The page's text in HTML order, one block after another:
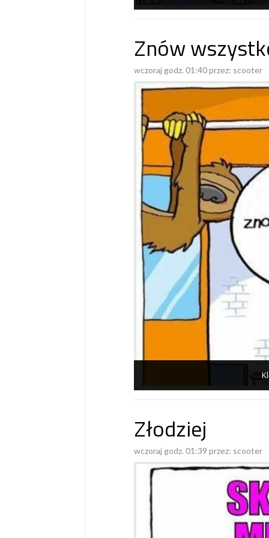
Znów
wczoraj godz. 01:40 przez: scooter
Złodziej
wczoraj godz. 01:39 przez: scooter